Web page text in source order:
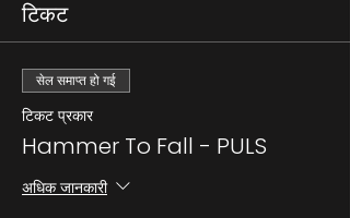
टिकट
सेल समाप्त हो गई
टिकट प्रकार
Hammer To Fall - PULS
अधिक जानकारी